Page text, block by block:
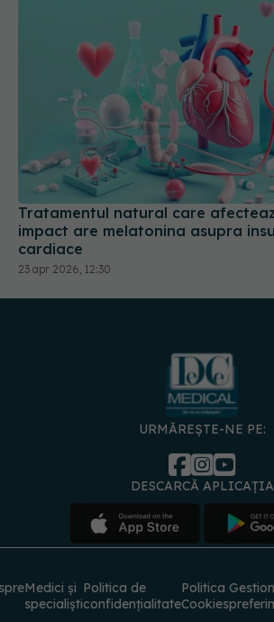
Tratamentul natural care
impact are melatonina asupra
cardiace
23 apr 2026, 12:30
URMĂREȘTE-NE PE:
DESCARCĂ APLICAȚIA
Medici și
specialiști
Politica de
confidențialitate
Politica
Cookies